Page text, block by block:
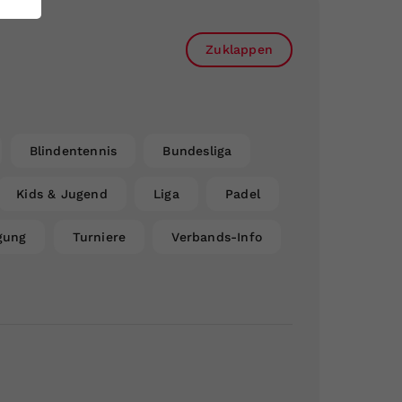
Zuklappen
Blindentennis Bundesliga
Kids & Jugend Liga Padel
Turniere Verbands-Info